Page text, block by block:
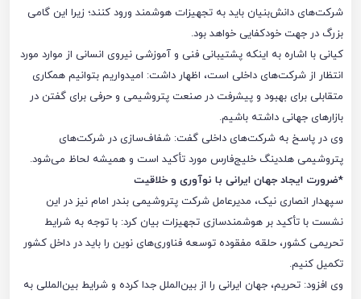
شرکت‌های دانش‌بنیان باید به تجهیزات هوشمند ورود کنند؛ زیرا این گامی
بزرگ در جهت خودکفایی خواهد بود.
کیانی با اشاره به اینکه پشتیبانی فنی و آموزشی نیروی انسانی از موارد مورد
انتظار از شرکت‌های داخلی است، اظهار داشت: امیدواریم بتوانیم همکاری
متقابلی برای بهبود و پیشرفت در صنعت پتروشیمی و حرفی برای گفتن در
بازارهای جهانی داشته باشیم.
وی در پاسخ به شرکت‌های داخلی گفت: شفاف‌سازی در شرکت‌های
پتروشیمی هلدینگ خلیج‌فارس مورد تأکید است و همیشه لحاظ می‌شود.
*ضرورت ایجاد جهان ایرانی با نوآوری و خلاقیت
سپهدار انصاری نیک، مدیرعامل شرکت پتروشیمی بندر امام نیز در این
نشست با تأکید بر هوشمندسازی تجهیزات بیان کرد: با توجه به شرایط
تحریمی کشور، حلقه مفقوده توسعه فناوری‌های نوین را باید در داخل کشور
تکمیل کنیم.
وی افزود: تحریم، جهان ایرانی را از بین‌الملل جدا کرده و شرایط بین‌المللی به